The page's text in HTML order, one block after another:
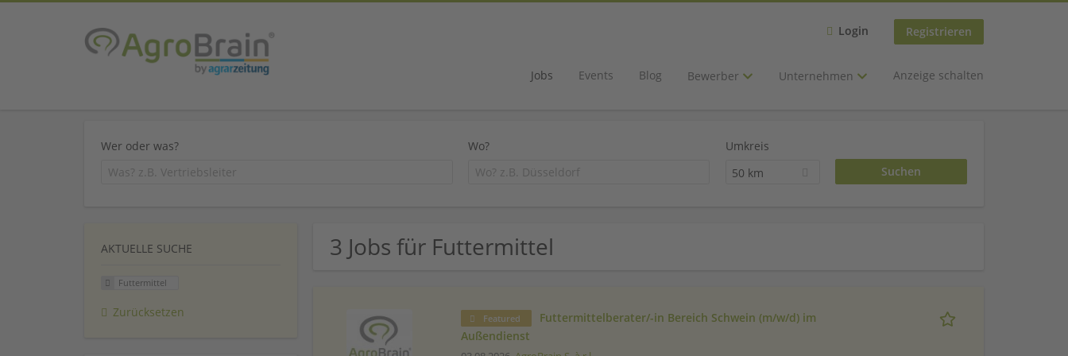
Login Registrieren
Jobs Events Blog Bewerber Unternehmen Anzeige schalten
Wer oder was? Wo?
Umkreis
50 km
3 Jobs für Futtermittel
Featured
Futtermittelberater/-in Bereich Schwein (m/w/d) im
Außendienst
AKTUELLE SUCHE
Futtermittel
Zurücksetzen